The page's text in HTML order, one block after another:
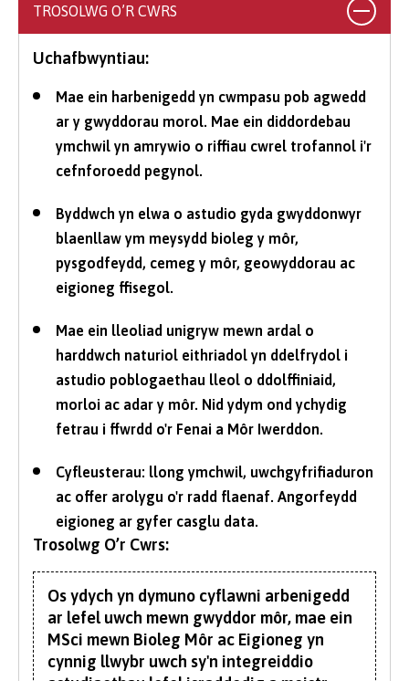
TROSOLWG O’R CWRS
Uchafbwyntiau:
Mae ein harbenigedd yn cwmpasu pob agwedd
ar y gwyddorau morol. Mae ein diddordebau
ymchwil yn amrywio o riffiau cwrel trofannol i'r
cefnforoedd pegynol.
Byddwch yn elwa o astudio gyda gwyddonwyr
blaenllaw ym meysydd bioleg y môr,
pysgodfeydd, cemeg y môr, geowyddorau ac
eigioneg ffisegol.
Mae ein lleoliad unigryw mewn ardal o
harddwch naturiol eithriadol yn ddelfrydol i
astudio poblogaethau lleol o ddolffiniaid,
morloi ac adar y môr. Nid ydym ond ychydig
fetrau i ffwrdd o'r Fenai a Môr Iwerddon.
Cyfleusterau: llong ymchwil, uwchgyfrifiaduron
ac offer arolygu o'r radd flaenaf. Angorfeydd
eigioneg ar gyfer casglu data.
Trosolwg O’r Cwrs:
Os ydych yn dymuno cyflawni arbenigedd
ar lefel uwch mewn gwyddor môr, mae ein
MSci mewn Bioleg Môr ac Eigioneg yn
cynnig llwybr uwch sy'n integreiddio